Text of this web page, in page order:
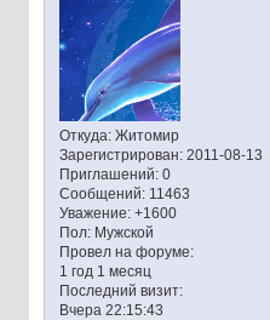
Откуда:Житомир
Зарегистрирован: 2011-08-13
Приглашений:0
Сообщений:11463
Уважение: +1600
Пол:Мужской
Провел на форуме:
1 год 1 месяц
Последний визит:
Вчера 22:15:43